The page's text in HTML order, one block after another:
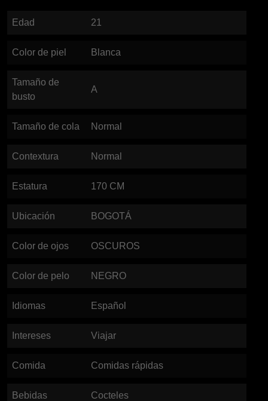
Edad 21
Color de piel Blanca
Tamaño de
busto
A
Tamaño de cola Normal
Contextura Normal
Estatura 170 CM
Ubicación BOGOTÁ
Color de ojos OSCUROS
Color de pelo NEGRO
Idiomas Español
Intereses Viajar
Comida Comidas rápidas
Bebidas Cocteles